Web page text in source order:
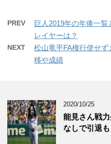
PREV
巨人2019年の年俸一
レイヤーは？
NEXT
松山竜平FA権行使せ
移や成績
2020/10/25
能見さん戦
なしで引退も